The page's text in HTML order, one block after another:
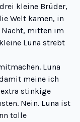
kleine Brüder,
Welt kamen, in
mitten im
Luna strebt
Luna
meine ich
stinkige
Nein. Luna ist
tolle